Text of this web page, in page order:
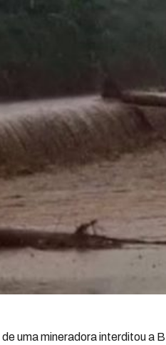
uma mineradora interditou a